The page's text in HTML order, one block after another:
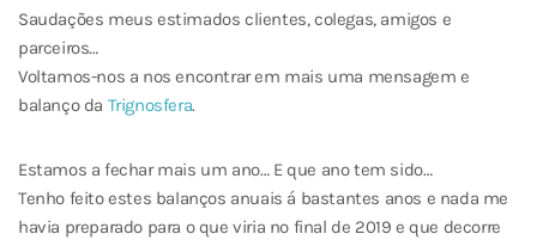
Saudações meus estimados clientes, colegas, amigos e
parceiros…
Voltamos-nos a nos encontrar em mais uma mensagem e
balanço da Trignosfera.
Estamos a fechar mais um ano… E que ano tem sido…
Tenho feito estes balanços anuais á bastantes anos e nada me
havia preparado para o que viria no final de 2019 e que decorre